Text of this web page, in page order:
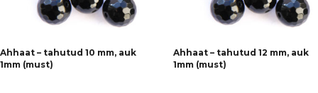
Ahhaat – tahutud 10 mm, auk
1mm (must)
Ahhaat – tahutud 12 mm, auk
1mm (must)